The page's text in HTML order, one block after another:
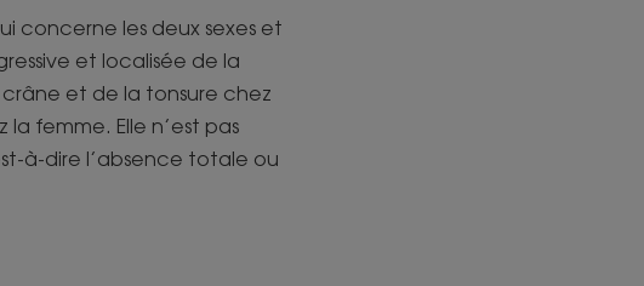
concerne les deux sexes et
et localisée de la
et de la tonsure chez
femme. Elle n’est pas
à-dire l’absence totale ou